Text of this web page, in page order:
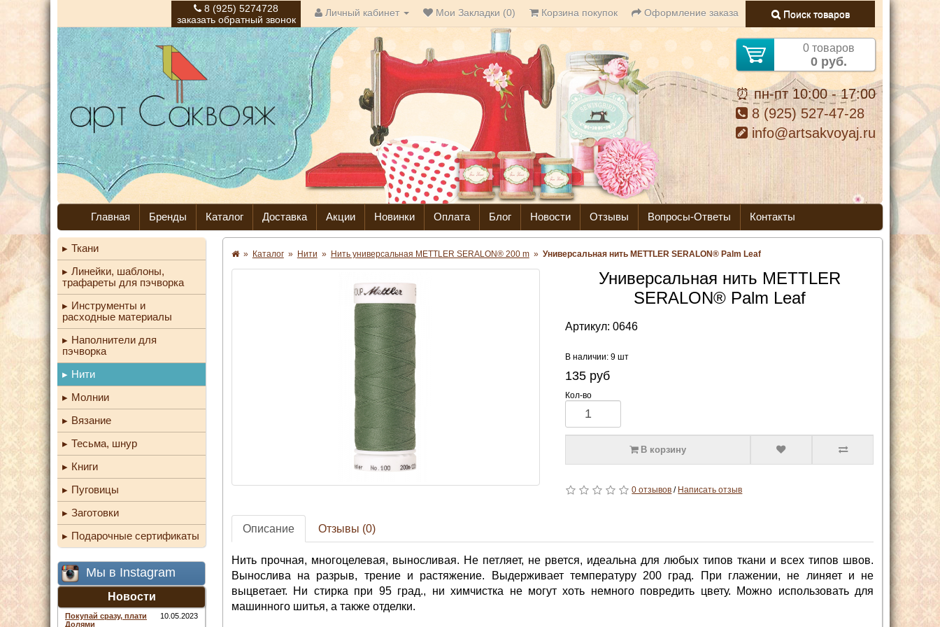
8 (925) 5274728
заказать обратный звонок
Личный кабинет Мои Закладки (0) Корзина покупок Оформление заказа Поиск товаров
0 товаров
0 руб.
⏰ пн-пт 10:00 - 17:00
8 (925) 527-47-28
info@artsakvoyaj.ru
Главная Бренды Каталог Доставка Акции Новинки Оплата Блог Новости Отзывы Вопросы-Ответы Контакты
Ткани
Линейки, шаблоны,
трафареты для пэчворка
Инструменты и
расходные материалы
Наполнители для
пэчворка
Нити
Молнии
Вязание
Тесьма, шнур
Книги
Пуговицы
Заготовки
Подарочные сертификаты
Мы в Instagram
Новости
Покупай сразу, плати
Долями
10.05.2023
» Каталог » Нити » Нить универсальная METTLER SERALON® 200 m » Универсальная нить METTLER SERALON® Palm Leaf
Универсальная нить METTLER
SERALON® Palm Leaf
Артикул:0646
В наличии: 9 шт
135 руб
Кол-во
В корзину
0 отзывов / Написать отзыв
Описание Отзывы (0)
Нить прочная, многоцелевая, выносливая. Не петляет, не рвется, идеальна для любых типов ткани и всех типов швов.
Вынослива на разрыв, трение и растяжение. Выдерживает температуру 200 град. При глажении, не линяет и не
выцветает. Ни стирка при 95 град., ни химчистка не могут хоть немного повредить цвету. Можно использовать для
машинного шитья, а также отделки.